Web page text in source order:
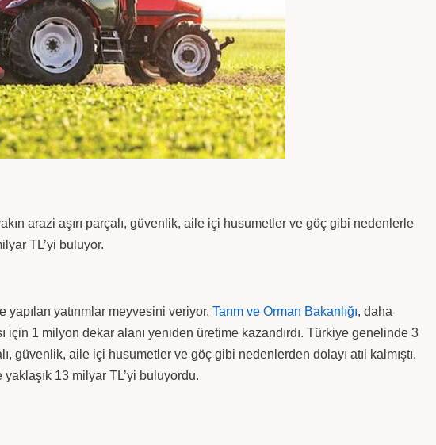
arazi aşırı parçalı, güvenlik, aile içi husumetler ve göç gibi nedenlerle
TL’yi buluyor.
yatırımlar meyvesini veriyor. Tarım ve Orman Bakanlığı, daha
için 1 milyon dekar alanı yeniden üretime kazandırdı. Türkiye genelinde 3
güvenlik, aile içi husumetler ve göç gibi nedenlerden dolayı atıl kalmıştı.
13 milyar TL’yi buluyordu.